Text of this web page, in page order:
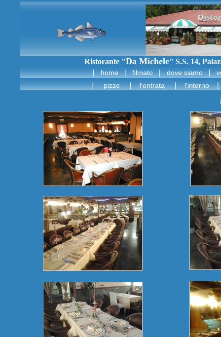
Ristorante "Da Michele" S.S. 14,
| home |filmato| dove siamo |
| pizze | l'entrata | l'interno
|